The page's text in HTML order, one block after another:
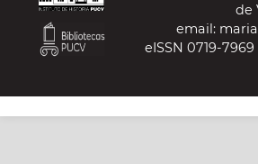
de
email:
eISSN 0719-7969